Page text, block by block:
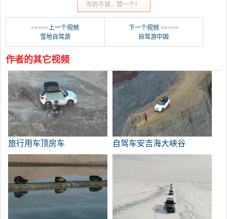
写的不错，赞一个！
<<<<<上一个视频
雪地自驾游
下一个视频 >>>>>
自驾游中国
作者的其它视频
旅行用车顶房车 自驾车安吉海大峡谷